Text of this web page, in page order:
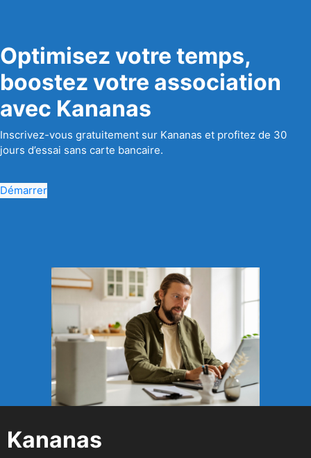
Optimisez votre temps,
boostez votre association
avec Kananas
Inscrivez-vous gratuitement sur Kananas et profitez de 30
jours d’essai sans carte bancaire.
Démarrer
Kananas